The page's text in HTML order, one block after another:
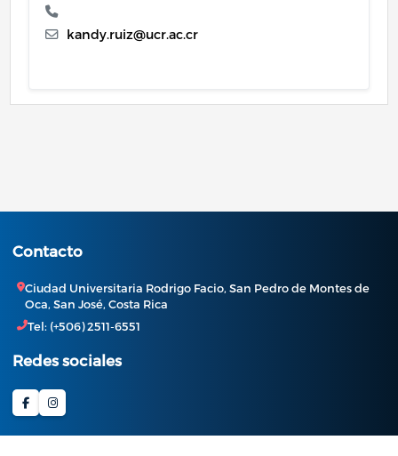
kandy.ruiz@ucr.ac.cr
Contacto
Ciudad Universitaria Rodrigo Facio, San Pedro de Montes de
Oca, San José, Costa Rica
Tel: (+506) 2511-6551
Redes sociales